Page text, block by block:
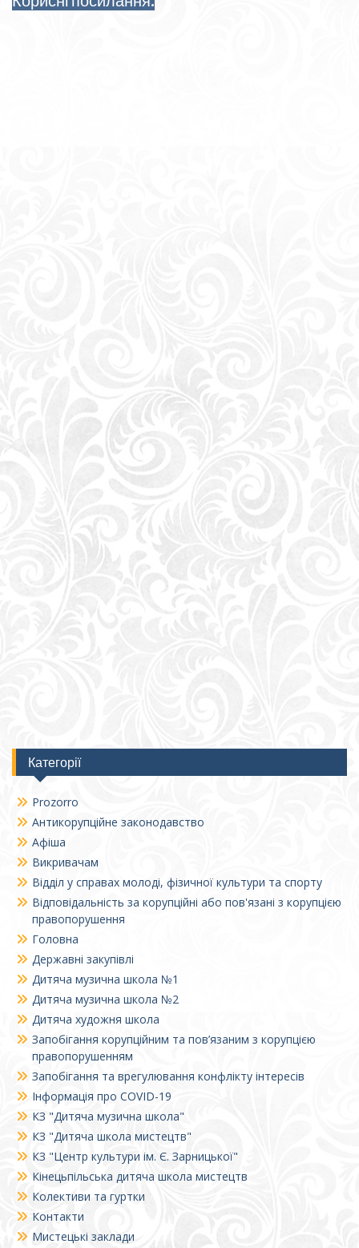
Категорії
Prozorro
Антикорупційне законодавство
Афіша
Викривачам
Відділ у справах молоді, фізичної культури та спорту
Відповідальність за корупційні або пов'язані з корупцією
правопорушення
Головна
Державні закупівлі
Дитяча музична школа №1
Дитяча музична школа №2
Дитяча художня школа
Запобігання корупційним та пов’язаним з корупцією
правопорушенням
Запобігання та врегулювання конфлікту інтересів
Інформація про COVID-19
КЗ "Дитяча музична школа"
КЗ "Дитяча школа мистецтв"
КЗ "Центр культури ім. Є. Зарницької"
Кінецьпільська дитяча школа мистецтв
Колективи та гуртки
Контакти
Мистецькі заклади